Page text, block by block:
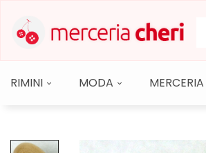
RIMINI MODA MERCERIA